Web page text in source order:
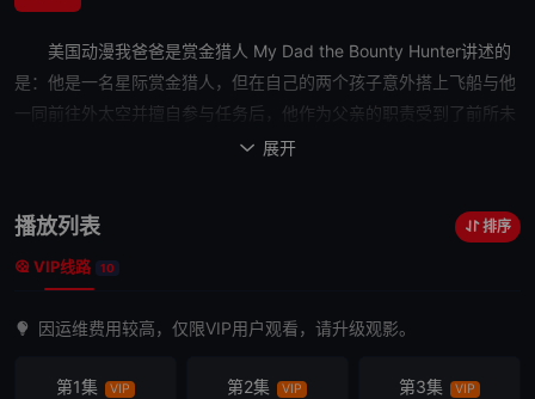
美国动漫我爸爸是赏金猎人 My Dad the Bounty Hunter讲述的
是：他是一名星际赏金猎人，但在自己的两个孩子意外搭上飞船与他
一同前往外太空并擅自参与任务后，他作为父亲的职责受到了前所未
 展开
播放列表 排序
VIP线路 10
因运维费用较高，仅限VIP用户观看，请升级观影。
第1集 VIP 第2集 VIP 第3集 VIP